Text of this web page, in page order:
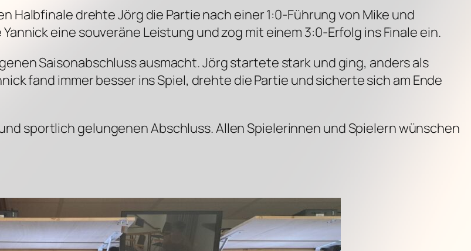
Halbfinale drehte Jörg die Partie nach einer 1:0-Führung von Mike und
eine souveräne Leistung und zog mit einem 3:0-Erfolg ins Finale ein.
Saisonabschluss ausmacht. Jörg startete stark und ging, anders als
fand immer besser ins Spiel, drehte die Partie und sicherte sich am Ende
sportlich gelungenen Abschluss. Allen Spielerinnen und Spielern wünschen